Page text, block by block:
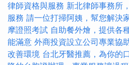
律師資格與服務 新北律師事務所
服務 請一位打掃阿姨，幫您解決
摩證照考試 自助餐外燴，提供各
能滿意 外商投資設立公司專業協
改善環境 台北牙醫推薦，為你的